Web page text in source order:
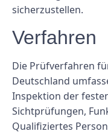
sicherzustellen.
Verfahren
Die Prüfverfahren
Deutschland
Inspektion der
Sichtprüfungen,
Qualifiziertes